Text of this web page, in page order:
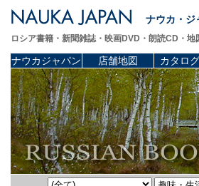
ナウカ・ジ
ロシア書籍・新聞雑誌・映画DVD・朗読CD・
ナウカジャパン 店舗地図 カタロ